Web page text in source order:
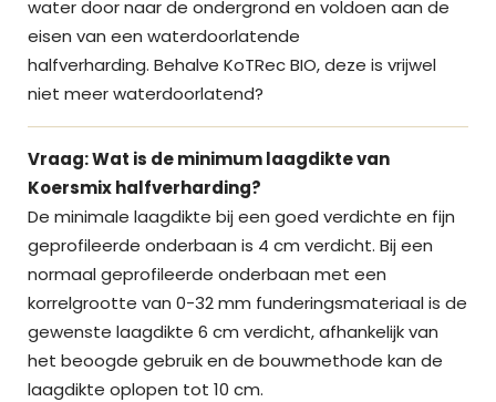
water door naar de ondergrond en voldoen aan de
eisen van een waterdoorlatende
halfverharding. Behalve KoTRec BIO, deze is vrijwel
niet meer waterdoorlatend?
Vraag: Wat is de minimum laagdikte van
Koersmix halfverharding?
De minimale laagdikte bij een goed verdichte en fijn
geprofileerde onderbaan is 4 cm verdicht. Bij een
normaal geprofileerde onderbaan met een
korrelgrootte van 0-32 mm funderingsmateriaal is de
gewenste laagdikte 6 cm verdicht, afhankelijk van
het beoogde gebruik en de bouwmethode kan de
laagdikte oplopen tot 10 cm.